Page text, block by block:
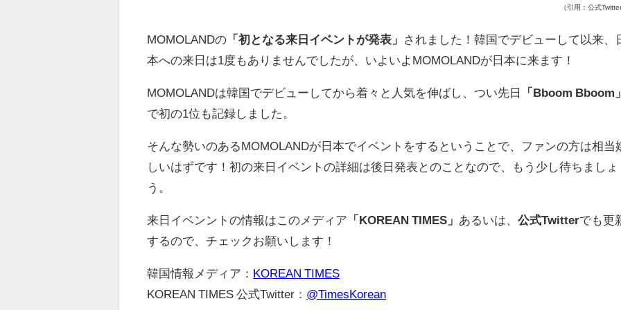
（引用：公式Twitter
MOMOLANDの 「初となる来日イベントが発表」
されました！韓国でデビューして以来、
本への来日は1度もありませんでしたが、いよいよMOMOLANDが日本に来ます！
MOMOLANDは韓国でデビューしてから着々と人気を伸ばし、つい先日
「Bboom Bboom」
で初の1位も記録しました。
そんな勢いのあるMOMOLANDが日本でイベントをするということで、ファンの方は相当
しいはずです！初の来日イベントの詳細は後日発表とのことなので、もう少し待ちましょ
う。
来日イベンントの情報はこのメディア 「KOREAN TIMES」 あるいは、公式Twitterでも更
するので、チェックお願いします！
韓国情報メディア： KOREAN TIMES
KOREAN TIMES 公式Twitter： @TimesKorean